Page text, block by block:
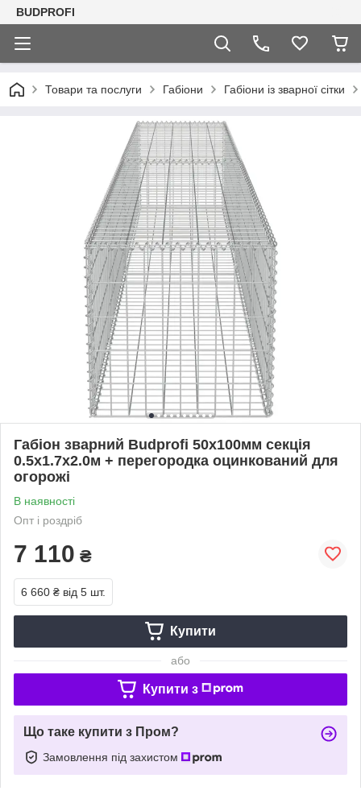
BUDPROFI
Товари та послуги Габіони Габіони із зварної сітки
Габіон зварний Budprofi 50х100мм секція
0.5х1.7х2.0м + перегородка оцинкований для
огорожі
В наявності
Опт і роздріб
7 110 ₴
6 660 ₴ від 5 шт.
Купити
або
Купити з
Що таке купити з Пром?
Замовлення під захистом